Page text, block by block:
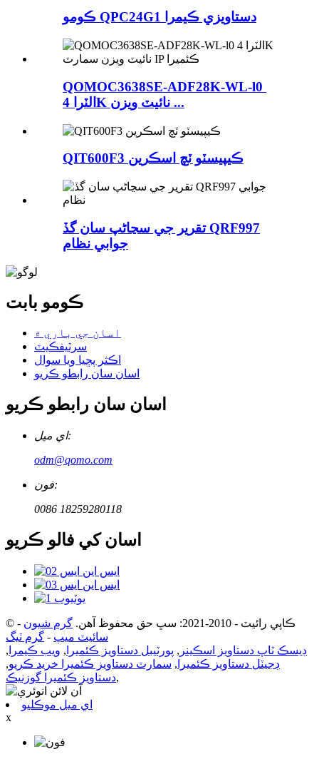
ڪومو QPC24G1 دستاويزي ڪيمرا
QOMOC3638SE-ADF28K-WL-l0 ​​
الٽرا 4K نائيٽ ويزن ...
QIT600F3 ڪيپيسٽو ٽچ اسڪرين
تقرير جي سڃاڻپ سان گڏ QRF997
جوابي نظام
ڪومو بابت
اسان جي باري ۾
سرٽيفڪيٽ
اڪثر پڇيا ويا سوال
اسان سان رابطو ڪريو
اسان سان رابطو ڪريو
اي ميل:
odm@qomo.com
فون:
0086 18259280118
اسان کي فالو ڪريو
© ڪاپي رائيٽ - 2010-2021: سڀ حق محفوظ آهن. گرم شيون -
سائيٽ ميپ - گرم ٽيگ
ڊيسڪ ٽاپ دستاويز اسڪينر , پورٽيبل دستاويز ڪئميرا , ويب ڪيمرا ,
ڊجيٽل دستاويز ڪئميرا , سمارٽ دستاويز ڪئميرا خريد ڪريو,
دستاويز ڪئميرا گوزنيڪ,
اي ميل موڪليو
x